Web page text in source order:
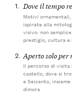
1. Dove il tempo
Motivi
ispirate alla
visivo: non
prestigio, cultura
2. Aperto solo per
Il percorso di
castello, dove si
e Seicento,
dimora